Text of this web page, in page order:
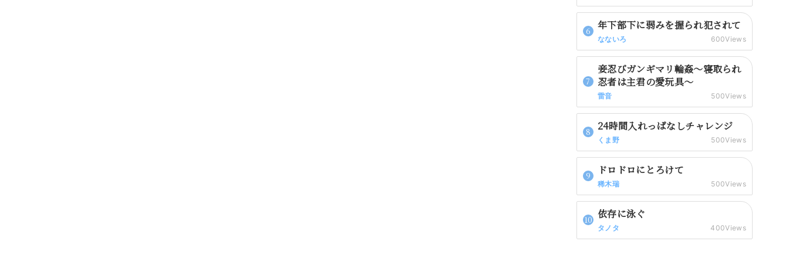
年下部下に弱みを握られ犯されて
なないろ 600Views
妾忍びガンギマリ輪姦～寝取られ
忍者は主君の愛玩具～
雷音 500Views
24時間入れっぱなしチャレンジ
くま野 500Views
ドロドロにとろけて
稀木瑞 500Views
依存に泳ぐ
タノタ 400Views